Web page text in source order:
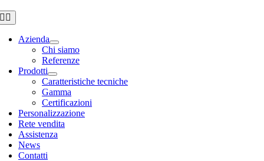
Azienda
Chi siamo
Referenze
Prodotti
Caratteristiche tecniche
Gamma
Certificazioni
Personalizzazione
Rete vendita
Assistenza
News
Contatti